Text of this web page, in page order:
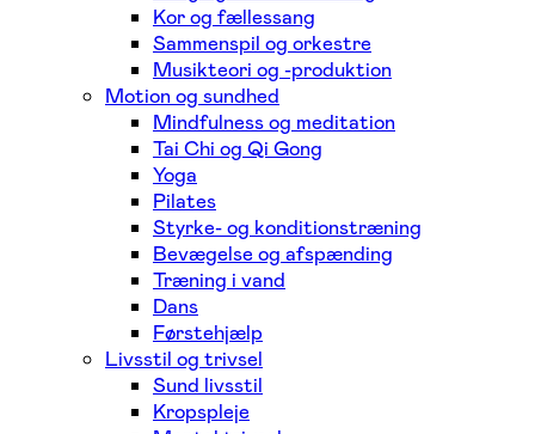
Kor og fællessang
Sammenspil og orkestre
Musikteori og -produktion
Motion og sundhed
Mindfulness og meditation
Tai Chi og Qi Gong
Yoga
Pilates
Styrke- og konditionstræning
Bevægelse og afspænding
Træning i vand
Dans
Førstehjælp
Livsstil og trivsel
Sund livsstil
Kropspleje